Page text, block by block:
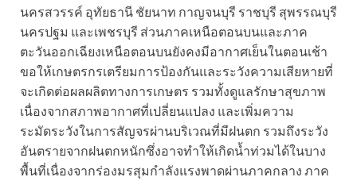
นครสวรรค์ อุทัยธานี ชัยนาท กาญจนบุรี ราชบุรี สุพรรณบุรี
นครปฐม และเพชรบุรี ส่วนภาคเหนือตอนบนและภาค
ตะวันออกเฉียงเหนือตอนบนยังคงมีอากาศเย็นในตอนเช้า
ขอให้เกษตรกรเตรียมการป้องกันและระวังความเสียหายที่
จะเกิดต่อผลผลิตทางการเกษตร รวมทั้งดูแลรักษาสุขภาพ
เนื่องจากสภาพอากาศที่เปลี่ยนแปลง และเพิ่มความ
ระมัดระวังในการสัญจรผ่านบริเวณที่มีฝนตก รวมถึงระวัง
อันตรายจากฝนตกหนักซึ่งอาจทำให้เกิดน้ำท่วมได้ในบาง
พื้นที่เนื่องจากร่องมรสุมกำลังแรงพาดผ่านภาคกลาง ภาค